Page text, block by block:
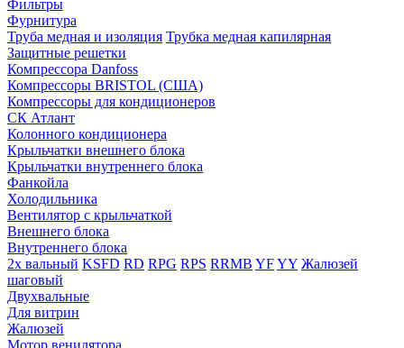
Фильтры
Фурнитура
Труба медная и изоляция Трубка медная капилярная
Защитные решетки
Компрессора Danfoss
Компрессоры BRISTOL (США)
Компрессоры для кондиционеров
СК Атлант
Колонного кондиционера
Крыльчатки внешнего блока
Крыльчатки внутреннего блока
Фанкойла
Холодильника
Вентилятор с крыльчаткой
Внешнего блока
Внутреннего блока
2х вальный KSFD RD RPG RPS RRMB YFYY Жалюзей
шаговый
Двухвальные
Для витрин
Жалюзей
Мотор венилятора